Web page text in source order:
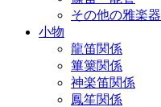
その他の雅楽器
小物
龍笛関係
篳篥関係
神楽笛関係
鳳笙関係